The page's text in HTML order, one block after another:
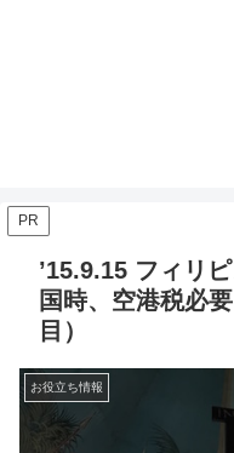
PR
’15.9.15 フィリ
国時、空港税必
目）
お役立ち情報